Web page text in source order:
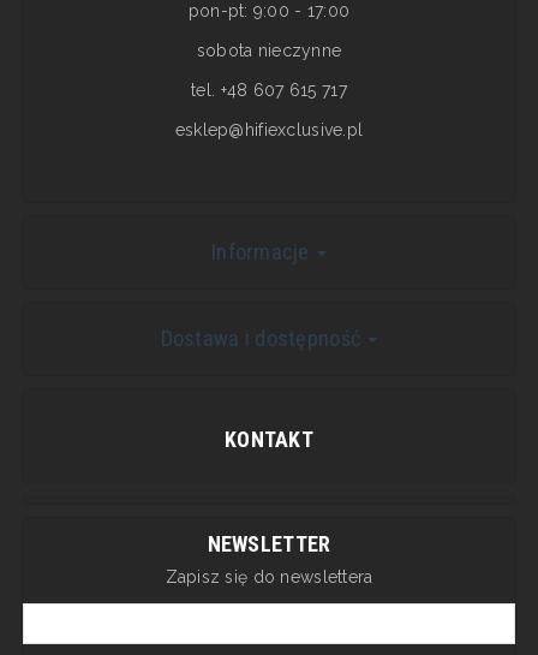
pon-pt: 9:00 - 17:00
sobota nieczynne
tel. +48 607 615 717
esklep@hifiexclusive.pl
Informacje
Dostawa i dostępność
KONTAKT
NEWSLETTER
Zapisz się do newslettera